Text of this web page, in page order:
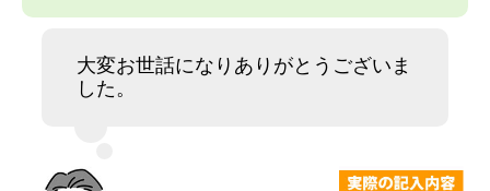
大変お世話になりありがとうございま
した。